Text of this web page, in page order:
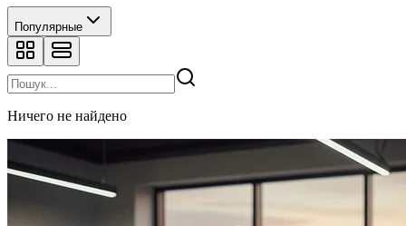
Популярные
Ничего не найдено